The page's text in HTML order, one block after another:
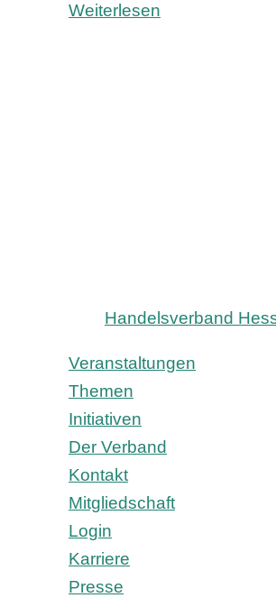
Weiterlesen
Handelsverband
Veranstaltungen
Themen
Initiativen
Der Verband
Kontakt
Mitgliedschaft
Login
Karriere
Presse